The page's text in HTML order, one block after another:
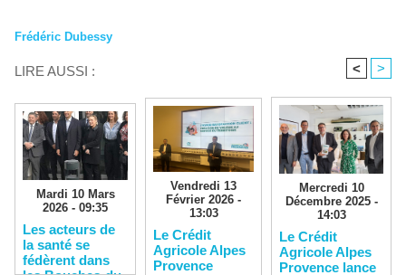
Frédéric Dubessy
LIRE AUSSI : < >
Mardi 10 Mars
2026 - 09:35
Les acteurs de
la santé se
fédèrent dans
Vendredi 13
Février 2026 -
13:03
Le Crédit
Agricole Alpes
Provence
Mercredi 10
Décembre 2025 -
14:03
Le Crédit
Agricole Alpes
Provence lance